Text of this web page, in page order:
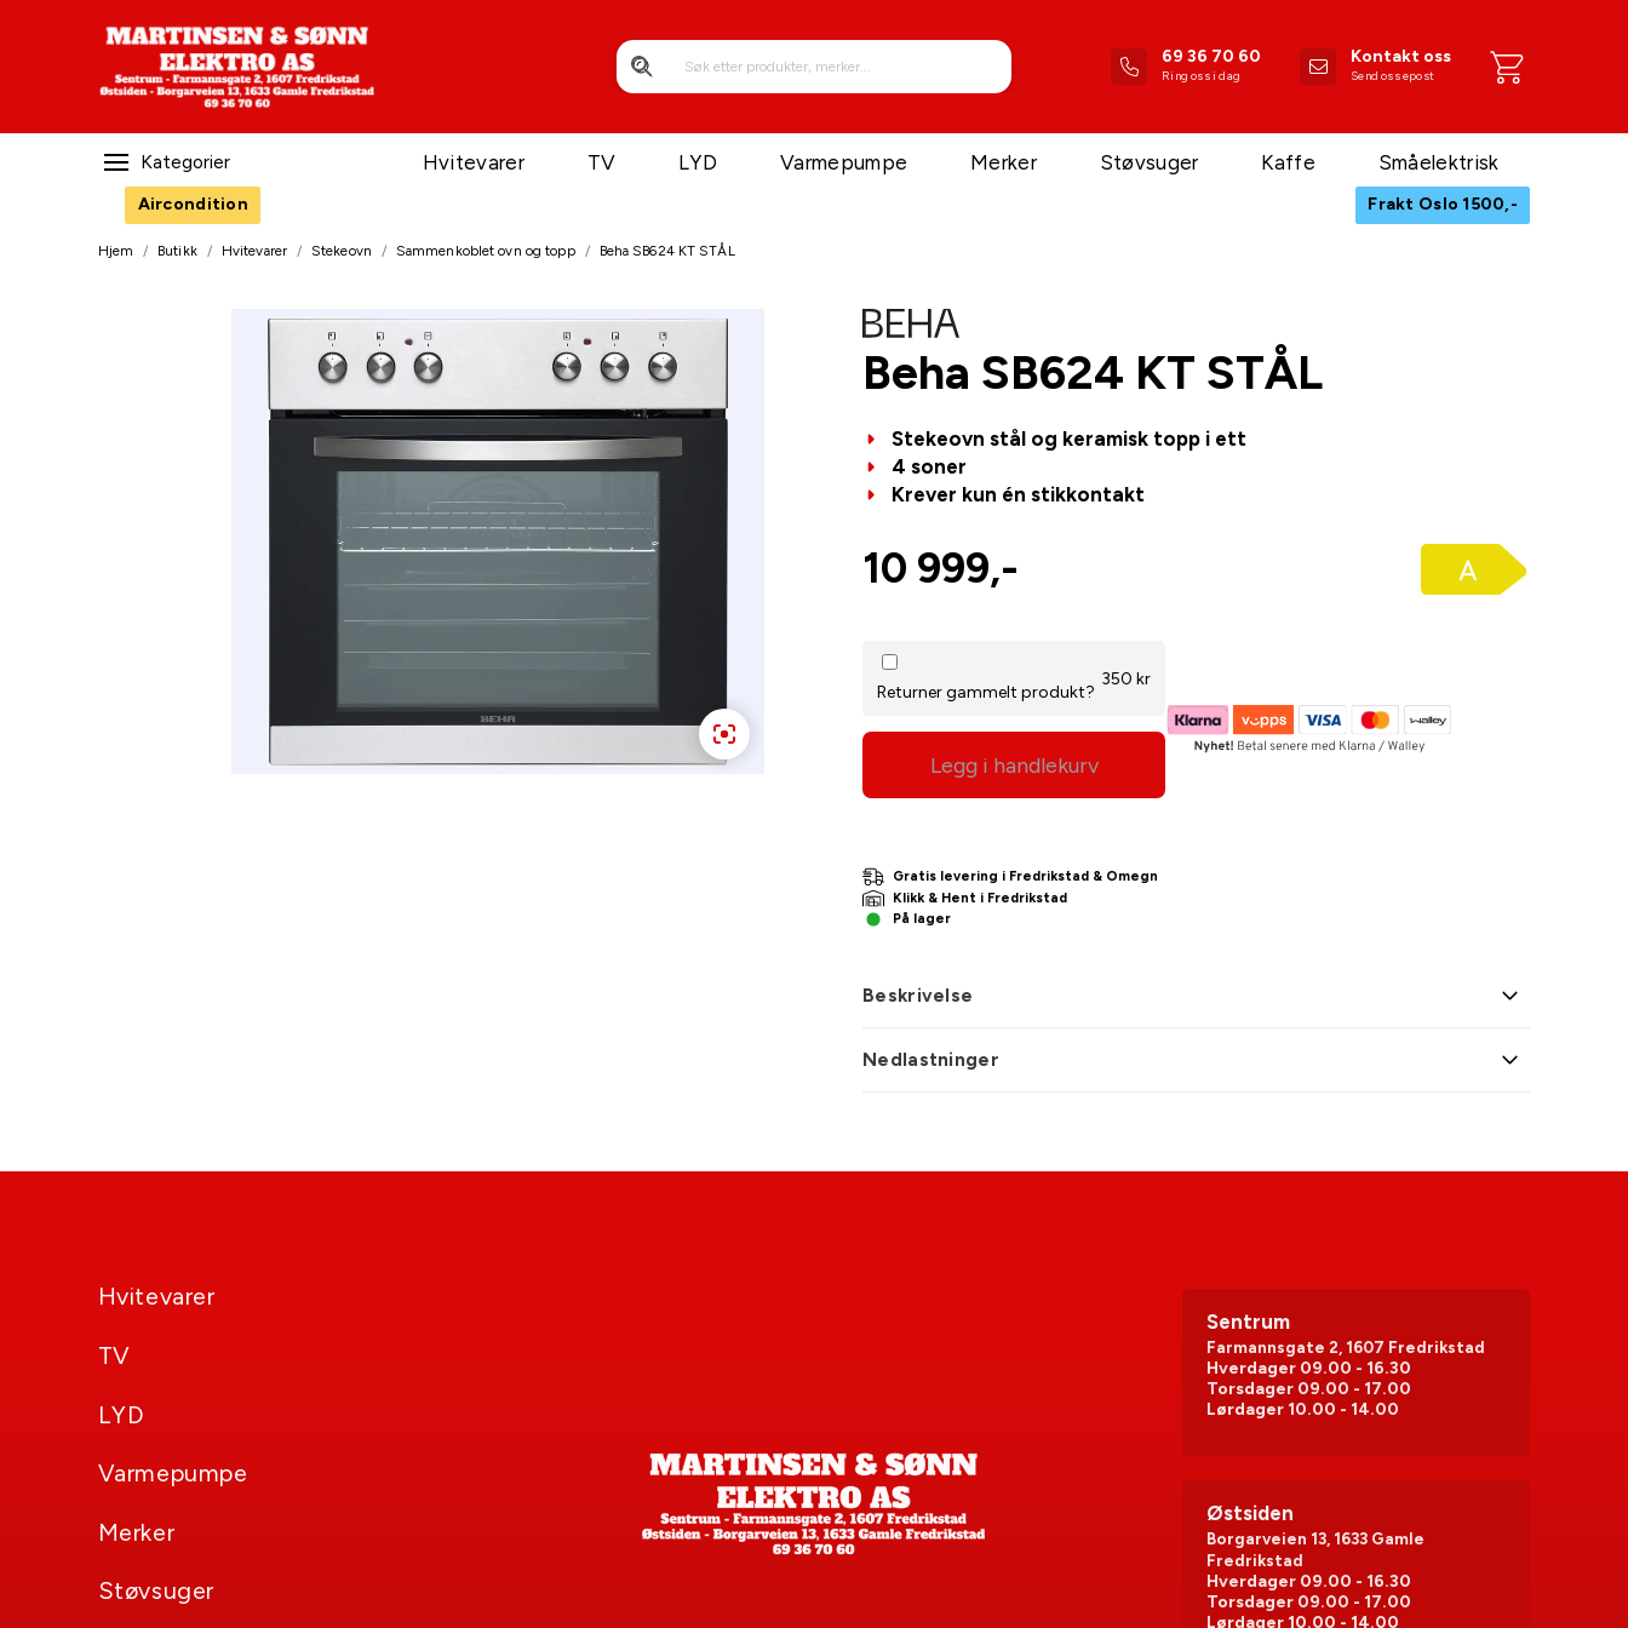
69 36 70 60
Ring oss i dag
Kontakt oss
Send oss epost
Kategorier Hvitevarer TV LYD Varmepumpe Merker Støvsuger Kaffe Småelektrisk
Aircondition Frakt Oslo 1500,-
Hjem / Butikk / Hvitevarer / Stekeovn / Sammenkoblet ovn og topp / Beha SB624 KT STÅL
Beha SB624 KT STÅL
Stekeovn stål og keramisk topp i ett
4 soner
Krever kun én stikkontakt
10 999,-
Returner gammelt produkt?
350 kr
Legg i handlekurv
Gratis levering i Fredrikstad & Omegn
Klikk & Hent i Fredrikstad
På lager
Beskrivelse
Nedlastninger
Hvitevarer
TV
LYD
Varmepumpe
Merker
Støvsuger
Sentrum
Farmannsgate 2, 1607 Fredrikstad
Hverdager 09.00 - 16.30
Torsdager 09.00 - 17.00
Lørdager 10.00 - 14.00
Østsiden
Borgarveien 13, 1633 Gamle
Fredrikstad
Hverdager 09.00 - 16.30
Torsdager 09.00 - 17.00
Lørdager 10.00 - 14.00